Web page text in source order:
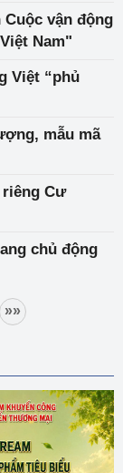
vận động
Nam"
Việt “phủ
mẫu mã
Cư
chủ động
»»